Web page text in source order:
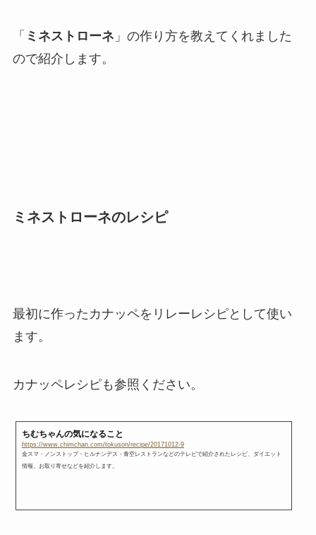
「 ミネストローネ 」の作り方を教えてくれました
ので紹介します。
ミネストローネのレシピ
最初に作ったカナッペをリレーレシピとして使い
ます。
カナッペレシピも参照ください。
ちむちゃんの気になること
https://www.chimchan.com/tokuson/recipe/20171012-9
金スマ・ノンストップ・ヒルナンデス・青空レストランなどのテレビで紹介されたレシピ、ダイエット
情報、お取り寄せなどを紹介します。